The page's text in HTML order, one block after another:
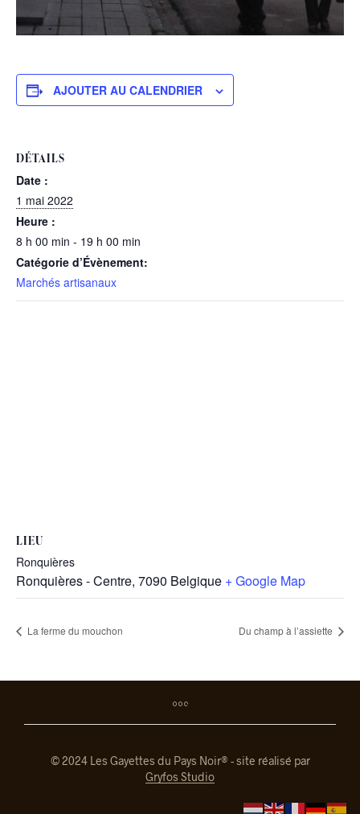
AJOUTER AU CALENDRIER
DÉTAILS
Date :
1 mai 2022
Heure :
8 h 00 min - 19 h 00 min
Catégorie d’Évènement:
Marchés artisanaux
LIEU
Ronquières
Ronquières - Centre, 7090 Belgique + Google Map
La ferme du mouchon Du champ à l’assiette
© 2024 Les Gayettes du Pays Noir® - site réalisé par
Gryfos Studio